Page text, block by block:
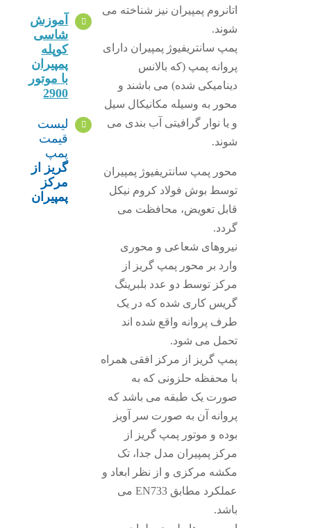
اتانروم پمپیران نیز شناخته می
پمپ سانتریفیوژ پمپیران دارای
پروانه پمپ (که بالانس
دینامیکی شده) می باشند و
محور به وسیله مکانیکال سیل
و یا نوار گرافیتی آب بندی می
محور پمپ سانتریفیوژ پمپیران
توسط بوش فولاد کروم نیکل
قابل تعویض، محافظت می
نیروهای شعاعی و محوری
وارد بر محور پمپ گریز از
مرکز توسط دو عدد بلبرینگ
گریس کاری شده که در یک
طرف پروانه واقع شده اند
تحمل می شود.
پمپ گریز از مرکز افقی همراه
با محفظه حلزونی که به
صورت یک طبقه می باشد که
پروانه آن به صورت سر آویز
بوده و موتور پمپ گریز از
مرکز پمپیران مدل جدا، تک
مکشه مرکزی و از نظر ابعاد و
عملکرد مطابق EN733 می
آموزش
کوپله
پمپیران
با موتور
لیست
گریز از
پمپیران